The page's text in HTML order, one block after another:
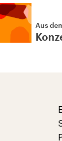
Aus